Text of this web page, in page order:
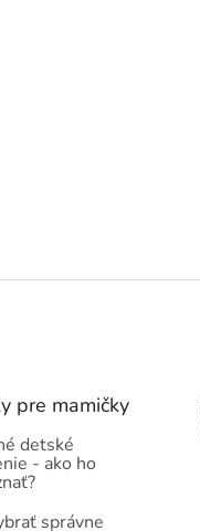
pre mamičky
detské
- ako ho
správne